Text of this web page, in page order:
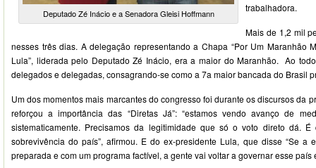
Deputado Zé Inácio e a Senadora Gleisi Hoffmann
trabalhadora.
Mais de 1,2 mil
nesses três dias. A delegação representando a Chapa “Por Um Maranhão
Lula”, liderada pelo Deputado Zé Inácio, era a maior do Maranhão. Ao
delegados e delegadas, consagrando-se como a 7a maior bancada do Brasil
Um dos momentos mais marcantes do congresso foi durante os discursos da
reforçou a importância das “Diretas Já”: “estamos vendo avanço de
sistematicamente. Precisamos da legitimidade que só o voto direto dá.
sobrevivência do país”, afirmou. E do ex-presidente Lula, que disse “Se a
preparada e com um programa factível, a gente vai voltar a governar esse país